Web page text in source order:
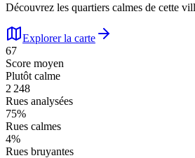
Découvrez les quartiers calmes de cette
Explorer la carte
67
Score moyen
Plutôt calme
2 248
Rues analysées
75%
Rues calmes
4%
Rues bruyantes